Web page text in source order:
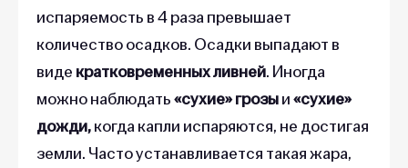
испаряемость в 4 раза превышает
количество осадков. Осадки выпадают в
виде кратковременных ливней. Иногда
можно наблюдать«сухие» грозыи«сухие»
дожди,когда капли испаряются, не достигая
земли. Часто устанавливается такая жара,